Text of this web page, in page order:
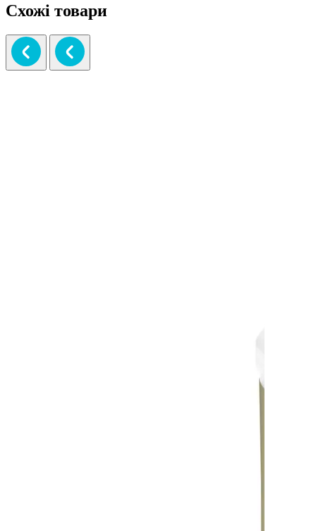
Схожі товари